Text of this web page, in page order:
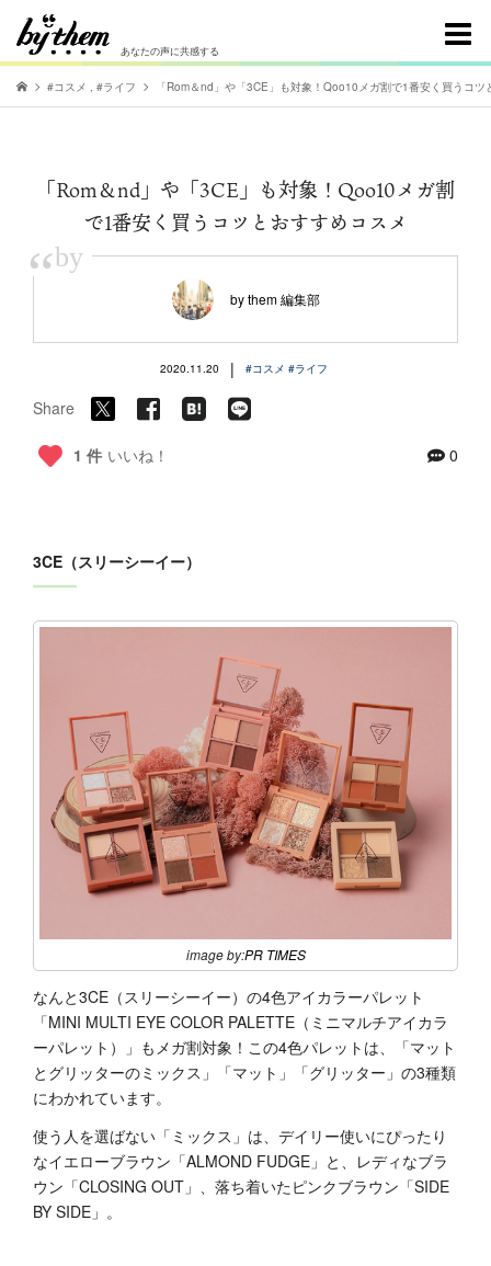
あなたの声に共感する
#コスメ , #ライフ 「Rom＆nd」や「3CE」も対象！Qoo10メガ割で1番安く買うコツ
「Rom＆nd」や「3CE」も対象！Qoo10メガ割
で1番安く買うコツとおすすめコスメ
“by
by them 編集部
2020.11.20 | #コスメ #ライフ
Share
1 件 いいね！ 0
3CE（スリーシーイー）
image by:PR TIMES
なんと3CE（スリーシーイー）の4色アイカラーパレット
「MINI MULTI EYE COLOR PALETTE（ミニマルチアイカラ
ーパレット）」もメガ割対象！この4色パレットは、「マット
とグリッターのミックス」「マット」「グリッター」の3種類
にわかれています。
使う人を選ばない「ミックス」は、デイリー使いにぴったり
なイエローブラウン「ALMOND FUDGE」と、レディなブラ
ウン「CLOSING OUT」、落ち着いたピンクブラウン「SIDE
BY SIDE」。